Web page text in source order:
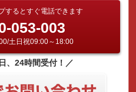
するとすぐ電話できます
053-003
土日祝09:00～18:00
、24時間受付！／